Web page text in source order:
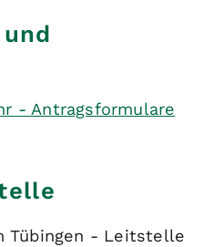
- Antragsformulare
Tübingen - Leitstelle